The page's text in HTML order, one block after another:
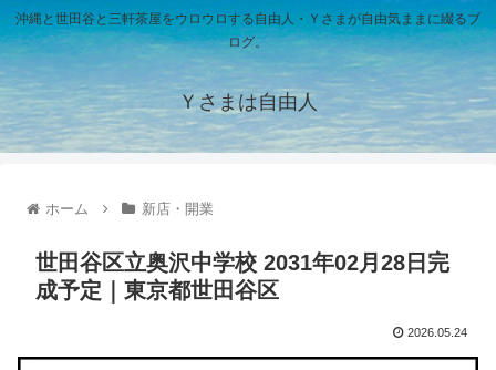
沖縄と世田谷と三軒茶屋をウロウロする自由人・Ｙさまが自由気ままに綴るブ
ログ。
Ｙさまは自由人
ホーム 新店・開業
世田谷区立奥沢中学校 2031年02月28日完
成予定｜東京都世田谷区
2026.05.24